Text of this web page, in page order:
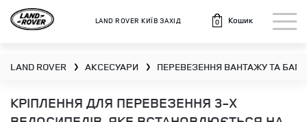
LAND ROVER КИЇВ ЗАХІД 0 Кошик
LAND ROVER ❯ АКСЕСУАРИ ❯ ПЕРЕВЕЗЕННЯ ВАНТАЖУ ТА
КРІПЛЕННЯ ДЛЯ ПЕРЕВЕЗЕННЯ 3-Х